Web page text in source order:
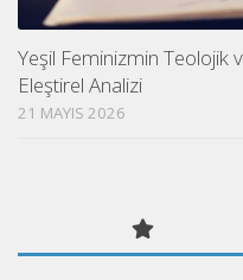
Yeşil Feminizmin Teolojik
Eleştirel Analizi
21 MAYIS 2026